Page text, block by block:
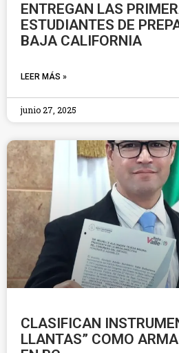
ENTREGAN LAS
ESTUDIANTES DE
BAJA CALIFORNIA
LEER MÁS »
junio 27, 2025
CLASIFICAN
LLANTAS” COMO